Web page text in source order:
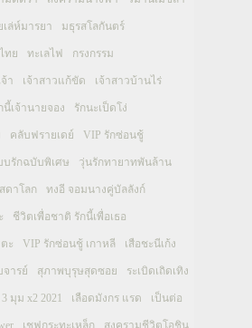
เล่ห์มารยา มธุรสโลกันตร์
ทย ทะเลไฟ กรงกรรม
า เจ้าสาวแก้ขัด เจ้าสาวบ้านไร่
นี้เจ้านายจอง รักนะเป็ดโง่
คลับฟรายเดย์ VIP รักซ่อนชู้
บรักฉบับพิเศษ วุ่นรักทายาทพันล้าน
ดาโลก ทงอี จอมนางคู่บัลลังก์
ชีวิตเพื่อชาติ รักนี้เพื่อเธอ
ะ VIP รักซ่อนชู้ เกาหลี เสือชะนีเก้ง
ารย์ สุภาพบุรุษสุดซอย ระเบิดเถิดเทิง
มุม x2 2021 เลือดมังกร แรด เป็นต่อ
เชฟกระทะเหล็ก สงครามชีวิตโอชิน